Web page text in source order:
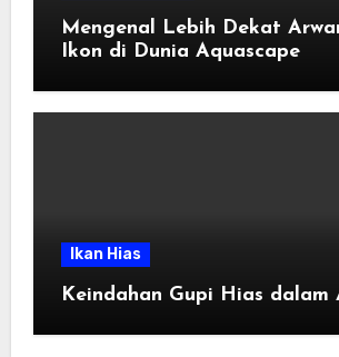
Mengenal Lebih Dekat
Ikon di Dunia Aquascape
Ikan Hias
Keindahan Gupi Hias dalam